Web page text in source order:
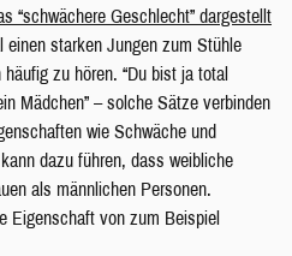
“schwächere Geschlecht” dargestellt
einen starken Jungen zum Stühle
zu hören. “Du bist ja total
Mädchen” – solche Sätze verbinden
wie Schwäche und
dazu führen, dass weibliche
als männlichen Personen.
Eigenschaft von zum Beispiel